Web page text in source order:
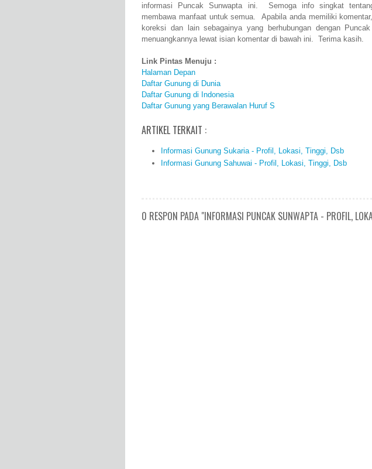
informasi Puncak Sunwapta ini. Semoga info singkat
membawa manfaat untuk semua. Apabila anda memiliki
koreksi dan lain sebagainya yang berhubungan dengan
menuangkannya lewat isian komentar di bawah ini. Terima kasih.
Link Pintas Menuju :
Halaman Depan
Daftar Gunung di Dunia
Daftar Gunung di Indonesia
Daftar Gunung yang Berawalan Huruf S
ARTIKEL TERKAIT :
Informasi Gunung Sukaria - Profil, Lokasi, Tinggi, Dsb
Informasi Gunung Sahuwai - Profil, Lokasi, Tinggi, Dsb
0 RESPON PADA "INFORMASI PUNCAK SUNWAPTA - PROFIL,